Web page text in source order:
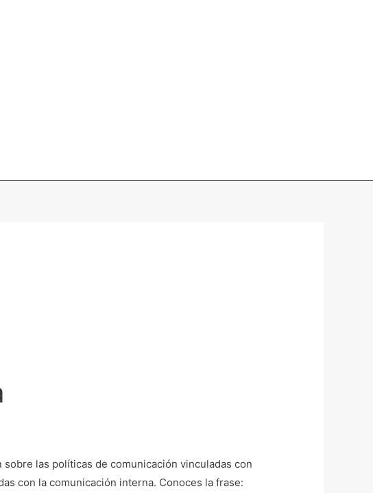
las políticas de comunicación vinculadas con
con la comunicación interna. Conoces la frase: